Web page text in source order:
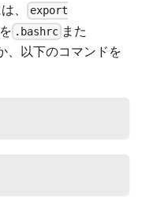
、 export
を .bashrc また
、以下のコマンドを